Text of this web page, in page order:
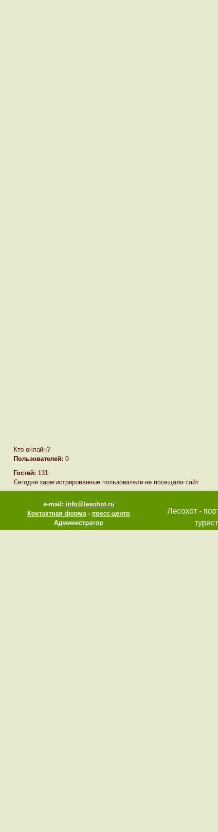
Кто онлайн?
Пользователей: 0
Гостей: 131
Сегодня зарегистрированные пользователи не посещали сайт
e-mail: info@lesohot.ru
Контактная форма-пресс-центр
Администратор
Лесохот -